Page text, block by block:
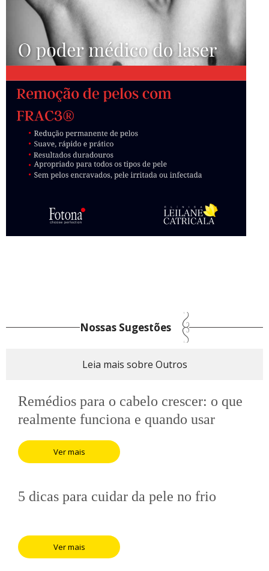
Nossas Sugestões
Leia mais sobre Outros
Remédios para o cabelo crescer: o que
realmente funciona e quando usar
Ver mais
5 dicas para cuidar da pele no frio
Ver mais